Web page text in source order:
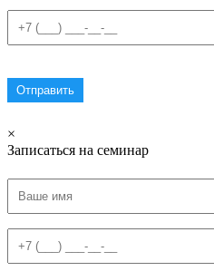
×
Записаться на семинар